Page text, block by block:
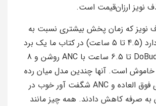
نویز ارزان‌قیمت است.
نویز که زمان پخش بیشتری نسبت به
AirPods Pro دارد (4.5 تا 5 ساعت) در کتاب ما یک برد
است و DoBuds One تا 6.5 ساعت با ANC روشن و 8
ساعت با ANC خاموش است. آنها چندین مدل میان رده
را با ارائه صدای فوق العاده و ANC شگفت آور خوب در
به صرفه کاهش دادند. همه چیز مانند